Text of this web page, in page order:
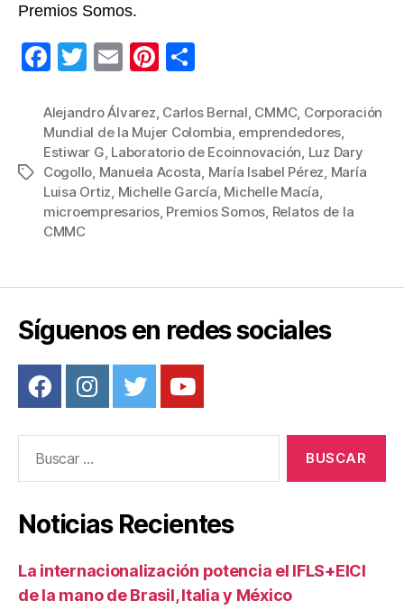
Premios Somos.
F
c
e
b
o
o
T
tt
er
E
ail
Pi
er
e
st
m
p
ar
tir
Etiquetas
Alejandro Álvarez, Carlos Bernal, CMMC, Corporación
Mundial de la Mujer Colombia, emprendedores,
Estiwar G, Laboratorio de Ecoinnovación, Luz Dary
Cogollo, Manuela Acosta, María Isabel Pérez, María
Luisa Ortiz, Michelle García, Michelle Macía,
microempresarios, Premios Somos, Relatos de la
CMMC
Síguenos en redes sociales
Noticias Recientes
La internacionalización potencia el IFLS+EICI
de la mano de Brasil, Italia y México